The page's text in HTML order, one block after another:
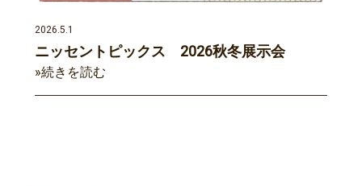
2026.5.1
ニッセントピックス 2026秋冬展示会
»続きを読む